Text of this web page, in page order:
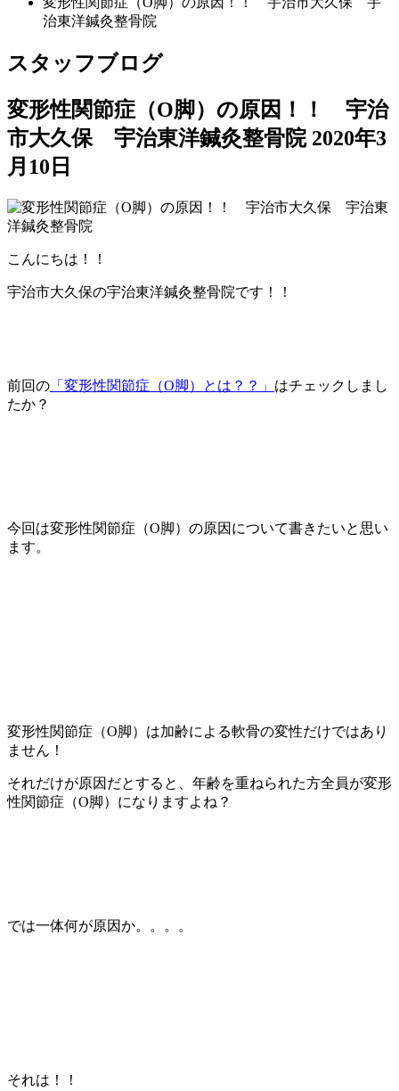
治東洋鍼灸整骨院
スタッフブログ
変形性関節症（O脚）の原因！！ 宇治
市大久保 宇治東洋鍼灸整骨院 2020年3
月10日
こんにちは！！
宇治市大久保の宇治東洋鍼灸整骨院です！！
前回の 「変形性関節症（O脚）とは？？」 はチェックしまし
たか？
今回は変形性関節症（O脚）の原因について書きたいと思い
ます。
変形性関節症（O脚）は加齢による軟骨の変性だけではあり
ません！
それだけが原因だとすると、年齢を重ねられた方全員が変形
性関節症（O脚）になりますよね？
では一体何が原因か。。。。
それは！！